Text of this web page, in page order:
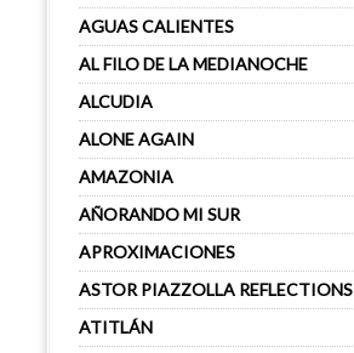
AGUAS CALIENTES
AL FILO DE LA MEDIANOCHE
ALCUDIA
ALONE AGAIN
AMAZONIA
AÑORANDO MI SUR
APROXIMACIONES
ASTOR PIAZZOLLA REFLECTIONS
ATITLÁN